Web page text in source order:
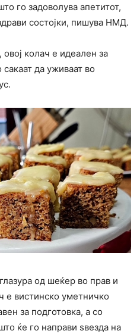
го задоволува апетитот,
состојки, пишува НМД.
овој колач е идеален за
да уживаат во
од шеќер во прав и
е вистинско уметничко
за подготовка, а со
ќе го направи ѕвезда на